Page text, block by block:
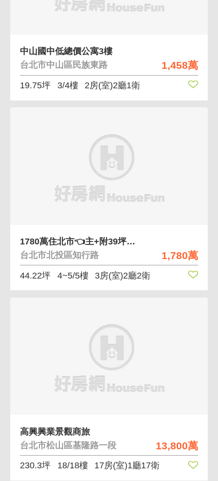
1,458萬
中山國中低總價公寓3樓
台北市中山區民族東路
19.75坪 3/4樓 2房(室)2廳1衛
1,780萬
1780萬住北市👈️主+附39坪立功園區上班近
台北市北投區知行路
44.22坪 4~5/5樓 3房(室)2廳2衛
13,800萬
高興興業景觀商旅
台北市松山區基隆路一段
230.3坪 18/18樓 17房(室)1廳17衛